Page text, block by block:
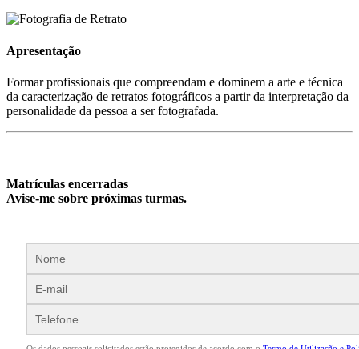
Apresentação
Formar profissionais que compreendam e dominem a arte e técnica
da caracterização de retratos fotográficos a partir da interpretação da
personalidade da pessoa a ser fotografada.
Matrículas encerradas
Avise-me sobre próximas turmas.